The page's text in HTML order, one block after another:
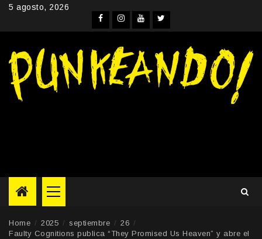
Skip5 agosto, 2026
Facebook
Instagram
YouTube
Twitter
Primary
Menu
Home 2025 septiembre
26
Faulty Cognitions publica “They Promised Us Heaven” y abre el